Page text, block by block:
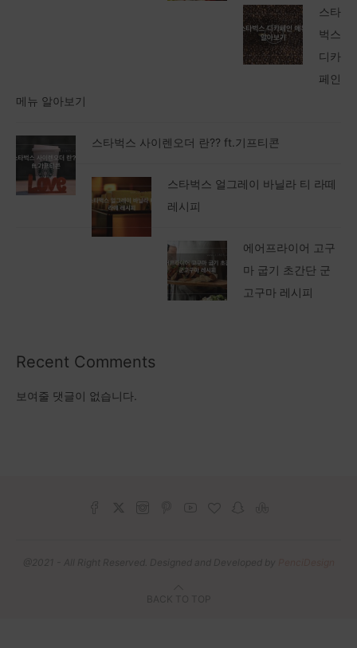
스타
벅스
디카
페인
메뉴 알아보기
스타벅스 사이렌오더 란?? ft.기프티콘
스타벅스 얼그레이 바닐라 티 라떼
레시피
에어프라이어 고구
마 굽기 초간단 군
고구마 레시피
Recent Comments
보여줄 댓글이 없습니다.
@2021 - All Right Reserved. Designed and Developed by
BACK TO TOP